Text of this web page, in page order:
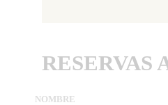
RESERVAS
NOMBRE